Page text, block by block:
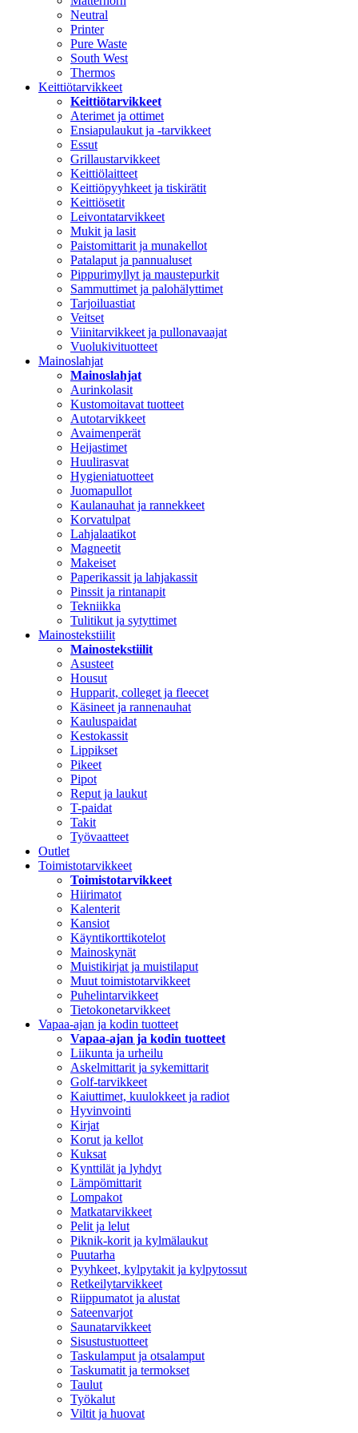
Neutral
Printer
Pure Waste
South West
Thermos
Keittiötarvikkeet
Keittiötarvikkeet
Aterimet ja ottimet
Ensiapulaukut ja -tarvikkeet
Essut
Grillaustarvikkeet
Keittiölaitteet
Keittiöpyyhkeet ja tiskirätit
Keittiösetit
Leivontatarvikkeet
Mukit ja lasit
Paistomittarit ja munakellot
Patalaput ja pannualuset
Pippurimyllyt ja maustepurkit
Sammuttimet ja palohälyttimet
Tarjoiluastiat
Veitset
Viinitarvikkeet ja pullonavaajat
Vuolukivituotteet
Mainoslahjat
Mainoslahjat
Aurinkolasit
Kustomoitavat tuotteet
Autotarvikkeet
Avaimenperät
Heijastimet
Huulirasvat
Hygieniatuotteet
Juomapullot
Kaulanauhat ja rannekkeet
Korvatulpat
Lahjalaatikot
Magneetit
Makeiset
Paperikassit ja lahjakassit
Pinssit ja rintanapit
Tekniikka
Tulitikut ja sytyttimet
Mainostekstiilit
Mainostekstiilit
Asusteet
Housut
Hupparit, colleget ja fleecet
Käsineet ja rannenauhat
Kauluspaidat
Kestokassit
Lippikset
Pikeet
Pipot
Reput ja laukut
T-paidat
Takit
Työvaatteet
Outlet
Toimistotarvikkeet
Toimistotarvikkeet
Hiirimatot
Kalenterit
Kansiot
Käyntikorttikotelot
Mainoskynät
Muistikirjat ja muistilaput
Muut toimistotarvikkeet
Puhelintarvikkeet
Tietokonetarvikkeet
Vapaa-ajan ja kodin tuotteet
Vapaa-ajan ja kodin tuotteet
Liikunta ja urheilu
Askelmittarit ja sykemittarit
Golf-tarvikkeet
Kaiuttimet, kuulokkeet ja radiot
Hyvinvointi
Kirjat
Korut ja kellot
Kuksat
Kynttilät ja lyhdyt
Lämpömittarit
Lompakot
Matkatarvikkeet
Pelit ja lelut
Piknik-korit ja kylmälaukut
Puutarha
Pyyhkeet, kylpytakit ja kylpytossut
Retkeilytarvikkeet
Riippumatot ja alustat
Sateenvarjot
Saunatarvikkeet
Sisustustuotteet
Taskulamput ja otsalamput
Taskumatit ja termokset
Taulut
Työkalut
Viltit ja huovat